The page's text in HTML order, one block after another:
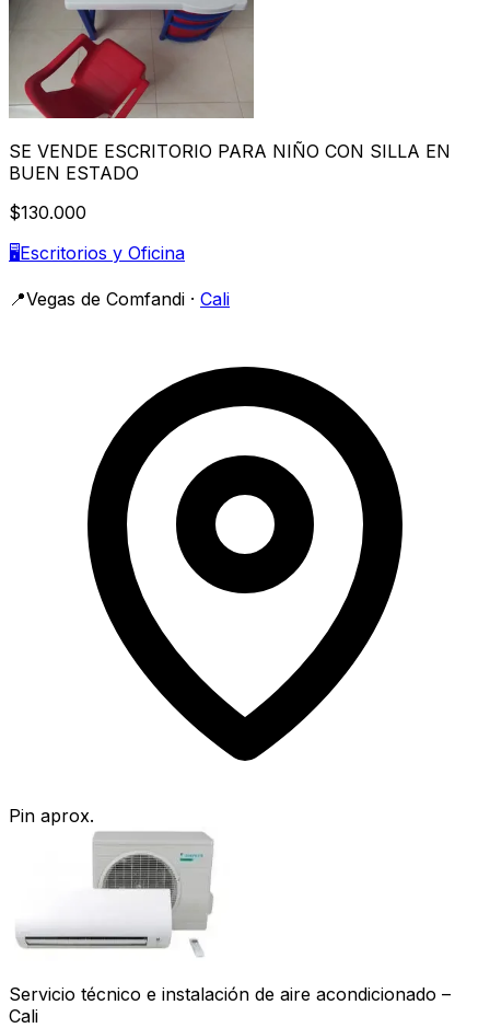
SE VENDE ESCRITORIO PARA NIÑO CON SILLA EN
BUEN ESTADO
$130.000
🖥️Escritorios y Oficina
📍Vegas de Comfandi · Cali
Pin aprox.
Servicio técnico e instalación de aire acondicionado –
Cali